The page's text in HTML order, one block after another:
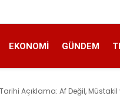
EKONOMI GÜNDEM
Açıklama: Af Değil,